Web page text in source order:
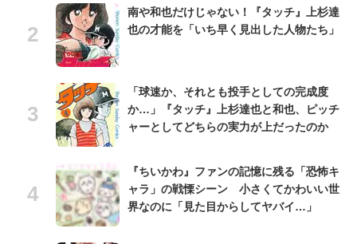
南や和也だけじゃない！『タッチ』上杉達
也の才能を「いち早く見出した人物たち」
「球速か、それとも投手としての完成度
か…」『タッチ』上杉達也と和也、ピッチ
ャーとしてどちらの実力が上だったのか
『ちいかわ』ファンの記憶に残る「恐怖キ
ャラ」の戦慄シーン 小さくてかわいい世
界なのに「見た目からしてヤバイ…」